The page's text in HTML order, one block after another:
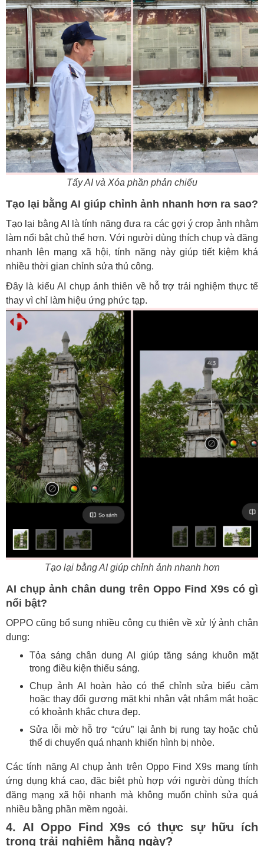
Tẩy AI và Xóa phần phản chiếu
Tạo lại bằng AI giúp chỉnh ảnh nhanh hơn ra sao?
Tạo lại bằng AI là tính năng đưa ra các gợi ý crop ảnh nhằm
làm nổi bật chủ thể hơn. Với người dùng thích chụp và đăng
nhanh lên mạng xã hội, tính năng này giúp tiết kiệm khá
nhiều thời gian chỉnh sửa thủ công.
Đây là kiểu AI chụp ảnh thiên về hỗ trợ trải nghiệm thực tế
thay vì chỉ làm hiệu ứng phức tạp.
Tạo lại bằng AI giúp chỉnh ảnh nhanh hơn
AI chụp ảnh chân dung trên Oppo Find X9s có gì
nổi bật?
OPPO cũng bổ sung nhiều công cụ thiên về xử lý ảnh chân
dung:
Tỏa sáng chân dung AI giúp tăng sáng khuôn mặt
trong điều kiện thiếu sáng.
Chụp ảnh AI hoàn hảo có thể chỉnh sửa biểu cảm
hoặc thay đổi gương mặt khi nhân vật nhắm mắt hoặc
có khoảnh khắc chưa đẹp.
Sửa lỗi mờ hỗ trợ “cứu” lại ảnh bị rung tay hoặc chủ
thể di chuyển quá nhanh khiến hình bị nhòe.
Các tính năng AI chụp ảnh trên Oppo Find X9s mang tính
ứng dụng khá cao, đặc biệt phù hợp với người dùng thích
đăng mạng xã hội nhanh mà không muốn chỉnh sửa quá
nhiều bằng phần mềm ngoài.
4. AI Oppo Find X9s có thực sự hữu ích
trong trải nghiệm hằng ngày?